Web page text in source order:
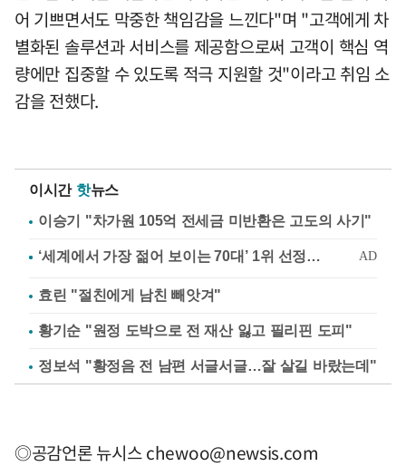
어 기쁘면서도 막중한 책임감을 느낀다"며 "고객에게 차
별화된 솔루션과 서비스를 제공함으로써 고객이 핵심 역
량에만 집중할 수 있도록 적극 지원할 것"이라고 취임 소
감을 전했다.
이시간 핫뉴스
이승기 "차가원 105억 전세금 미반환은 고도의 사기"
효린 "절친에게 남친 빼앗겨"
황기순 "원정 도박으로 전 재산 잃고 필리핀 도피"
정보석 "황정음 전 남편 서글서글…잘 살길 바랐는데"
◎공감언론 뉴시스chewoo@newsis.com